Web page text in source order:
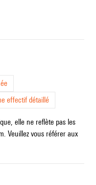
effectif détaillé
elle ne reflète pas les
Veuillez vous référer aux